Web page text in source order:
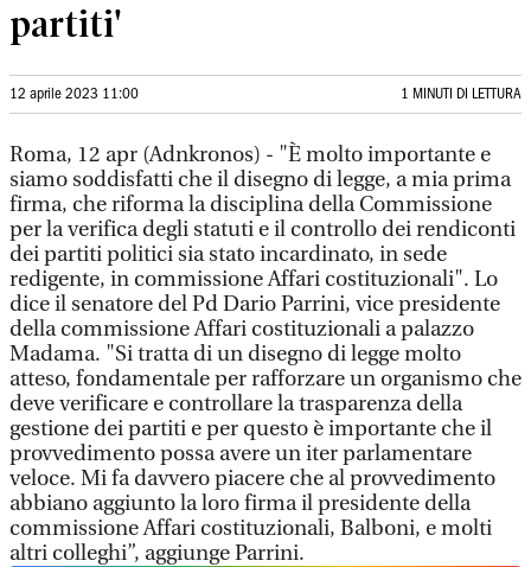
partiti'
12 aprile 2023 11:00 1 MINUTI DI LETTURA
Roma, 12 apr (Adnkronos) - "È molto importante e
siamo soddisfatti che il disegno di legge, a mia prima
firma, che riforma la disciplina della Commissione
per la verifica degli statuti e il controllo dei rendiconti
dei partiti politici sia stato incardinato, in sede
redigente, in commissione Affari costituzionali". Lo
dice il senatore del Pd Dario Parrini, vice presidente
della commissione Affari costituzionali a palazzo
Madama. "Si tratta di un disegno di legge molto
atteso, fondamentale per rafforzare un organismo che
deve verificare e controllare la trasparenza della
gestione dei partiti e per questo è importante che il
provvedimento possa avere un iter parlamentare
veloce. Mi fa davvero piacere che al provvedimento
abbiano aggiunto la loro firma il presidente della
commissione Affari costituzionali, Balboni, e molti
altri colleghi”, aggiunge Parrini.